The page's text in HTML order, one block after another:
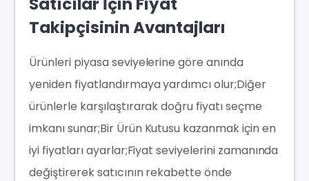
Takipçisinin Avantajları
Ürünleri piyasa seviyelerine göre anında
yeniden fiyatlandırmaya yardımcı olur;Diğer
ürünlerle karşılaştırarak doğru fiyatı seçme
imkanı sunar;Bir Ürün Kutusu kazanmak için en
iyi fiyatları ayarlar;Fiyat seviyelerini zamanında
değiştirerek satıcının rekabette önde